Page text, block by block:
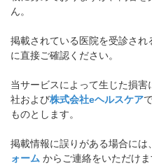
ん。
掲載されている医院を受診さ
に直接ご確認ください。
当サービスによって生じた損
社および株式会社eヘルスケア
ものとします。
掲載情報に誤りがある場合には
ォーム からご連絡をいただけ